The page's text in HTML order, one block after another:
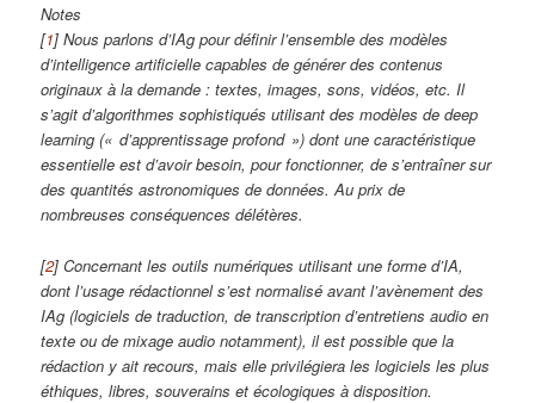
Notes
[1]Nous parlons d’IAg pour définir l’ensemble des modèles
d’intelligence artificielle capables de générer des contenus
originaux à la demande : textes, images, sons, vidéos, etc. Il
s’agit d’algorithmes sophistiqués utilisant des modèles de deep
learning (« d’apprentissage profond ») dont une caractéristique
essentielle est d’avoir besoin, pour fonctionner, de s’entraîner sur
des quantités astronomiques de données. Au prix de
nombreuses conséquences délétères.
[2]Concernant les outils numériques utilisant une forme d’IA,
dont l’usage rédactionnel s’est normalisé avant l’avènement des
IAg (logiciels de traduction, de transcription d’entretiens audio en
texte ou de mixage audio notamment), il est possible que la
rédaction y ait recours, mais elle privilégiera les logiciels les plus
éthiques, libres, souverains et écologiques à disposition.